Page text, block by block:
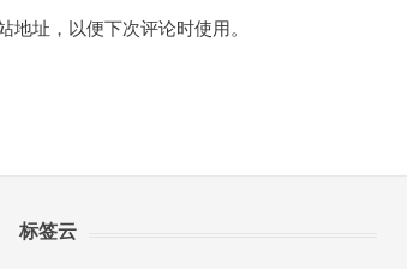
址，以便下次评论时使用。
标签云